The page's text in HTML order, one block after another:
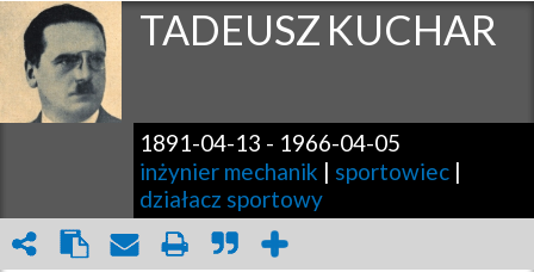
TADEUSZ KUCHAR
1891-04-13 - 1966-04-05
inżynier mechanik | sportowiec |
działacz sportowy